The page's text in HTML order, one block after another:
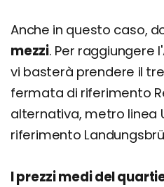
Anche in questo caso,
mezzi. Per raggiungere
vi basterà prendere il
fermata di riferimento
alternativa, metro linea
riferimento
I prezzi medi del